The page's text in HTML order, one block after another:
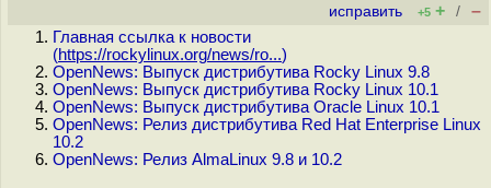
исправить +5 + / –
Главная ссылка к новости
(https://rockylinux.org/news/ro...)
OpenNews: Выпуск дистрибутива Rocky Linux 9.8
OpenNews: Выпуск дистрибутива Rocky Linux 10.1
OpenNews: Выпуск дистрибутива Oracle Linux 10.1
OpenNews: Релиз дистрибутива Red Hat Enterprise Linux
10.2
OpenNews: Релиз AlmaLinux 9.8 и 10.2